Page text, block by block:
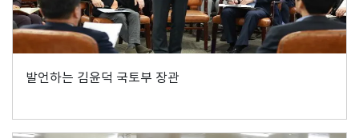
발언하는 김윤덕 국토부 장관